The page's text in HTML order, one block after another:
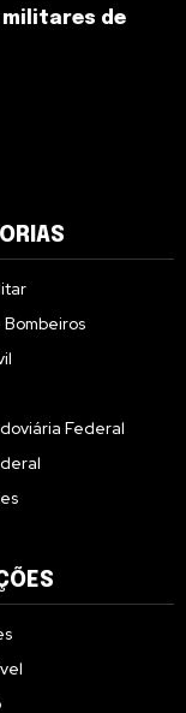
militares de
Federal